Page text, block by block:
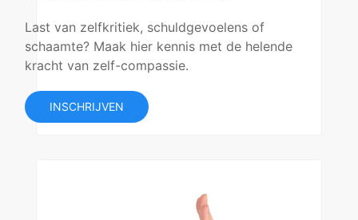
Last van zelfkritiek, schuldgevoelens of
schaamte? Maak hier kennis met de helende
kracht van zelf-compassie.
INSCHRIJVEN